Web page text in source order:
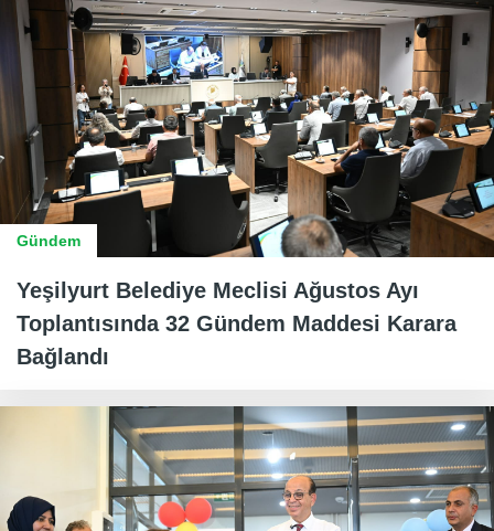
Gündem
Yeşilyurt Belediye Meclisi Ağustos Ayı
Toplantısında 32 Gündem Maddesi Karara
Bağlandı